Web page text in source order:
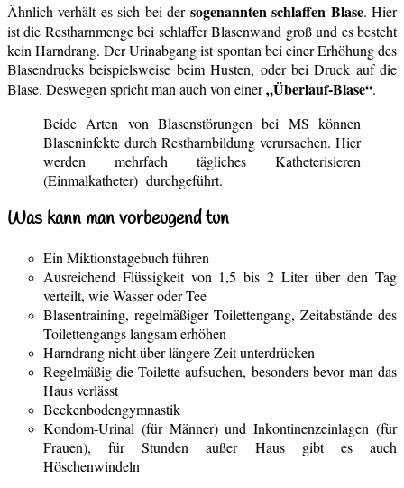
Ähnlich verhält es sich bei der sogenannten schlaffen Blase. Hier
ist die Restharnmenge bei schlaffer Blasenwand groß und es besteht
kein Harndrang. Der Urinabgang ist spontan bei einer Erhöhung des
Blasendrucks beispielsweise beim Husten, oder bei Druck auf die
Blase. Deswegen spricht man auch von einer„Überlauf-Blase“.
Beide Arten von Blasenstörungen bei MS können
Blaseninfekte durch Restharnbildung verursachen. Hier
werden mehrfach tägliches Katheterisieren
(Einmalkatheter) durchgeführt.
Was kann man vorbeugend tun
Ein Miktionstagebuch führen
Ausreichend Flüssigkeit von 1,5 bis 2 Liter über den Tag
verteilt, wie Wasser oder Tee
Blasentraining, regelmäßiger Toilettengang, Zeitabstände des
Toilettengangs langsam erhöhen
Harndrang nicht über längere Zeit unterdrücken
Regelmäßig die Toilette aufsuchen, besonders bevor man das
Haus verlässt
Beckenbodengymnastik
Kondom-Urinal (für Männer) und Inkontinenzeinlagen (für
Frauen), für Stunden außer Haus gibt es auch
Höschenwindeln